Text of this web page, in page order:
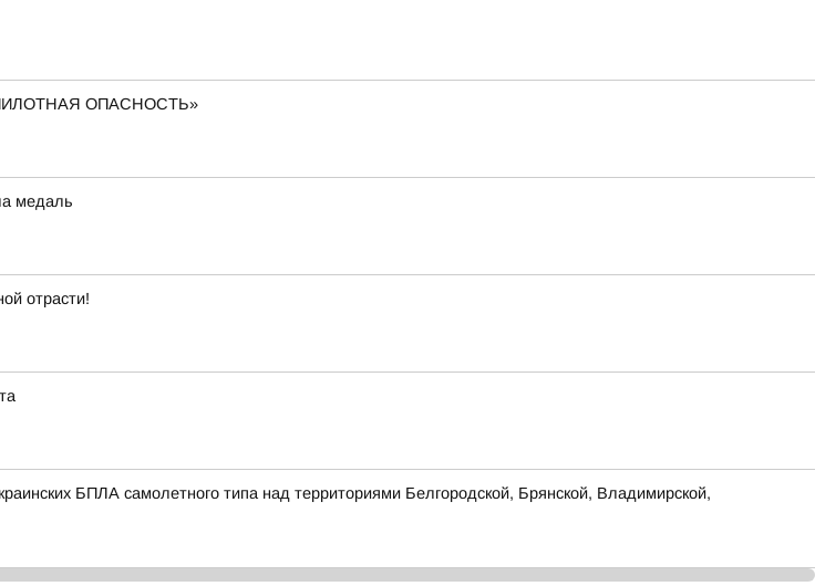
ОПАСНОСТЬ»
медаль
отрасти!
БПЛА самолетного типа над территориями Белгородской, Брянской, Владимирской,